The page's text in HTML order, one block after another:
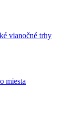
vianočné trhy
miesta